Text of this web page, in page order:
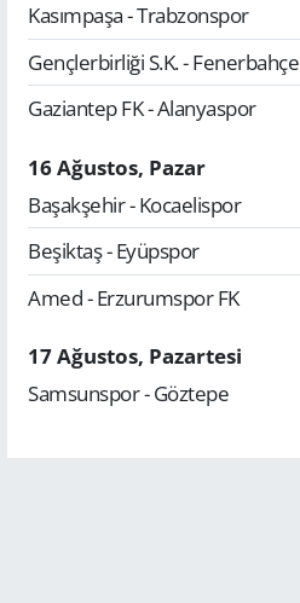
Kasımpaşa - Trabzonspor
Gençlerbirliği S.K. - Fenerbahçe
Gaziantep FK - Alanyaspor
16 Ağustos, Pazar
Başakşehir - Kocaelispor
Beşiktaş - Eyüpspor
Amed - Erzurumspor FK
17 Ağustos, Pazartesi
Samsunspor - Göztepe